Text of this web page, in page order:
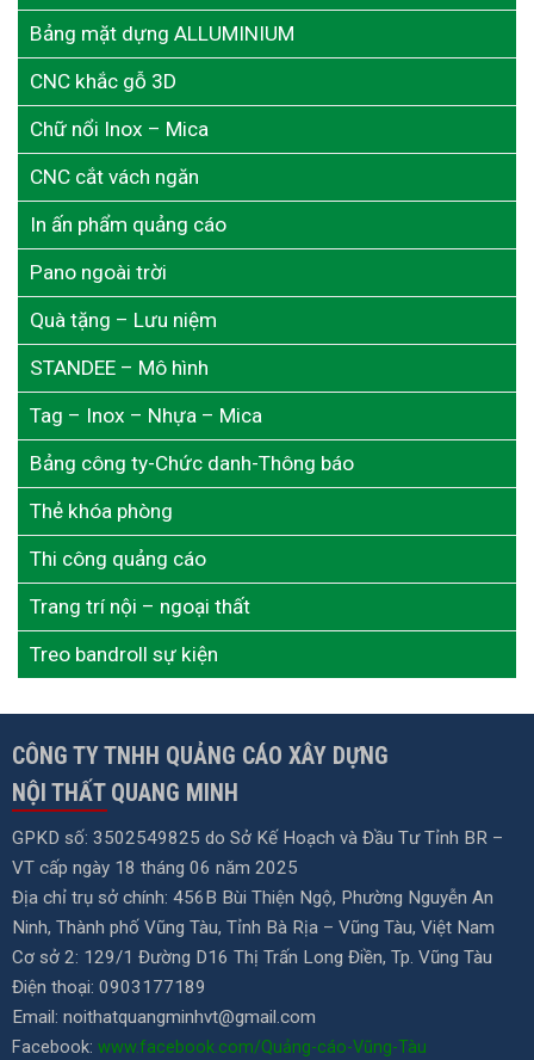
Bảng mặt dựng ALLUMINIUM
CNC khắc gỗ 3D
Chữ nổi Inox – Mica
CNC cắt vách ngăn
In ấn phẩm quảng cáo
Pano ngoài trời
Quà tặng – Lưu niệm
STANDEE – Mô hình
Tag – Inox – Nhựa – Mica
Bảng công ty-Chức danh-Thông báo
Thẻ khóa phòng
Thi công quảng cáo
Trang trí nội – ngoại thất
Treo bandroll sự kiện
CÔNG TY TNHH QUẢNG CÁO XÂY DỰNG
NỘI THẤT QUANG MINH
GPKD số: 3502549825 do Sở Kế Hoạch và Đầu Tư Tỉnh BR –
VT cấp ngày 18 tháng 06 năm 2025
Địa chỉ trụ sở chính: 456B Bùi Thiện Ngộ, Phường Nguyễn An
Ninh, Thành phố Vũng Tàu, Tỉnh Bà Rịa – Vũng Tàu, Việt Nam
Cơ sở 2: 129/1 Đường D16 Thị Trấn Long Điền, Tp. Vũng Tàu
Điện thoại: 0903177189
Email: noithatquangminhvt@gmail.com
Facebook: www.facebook.com/Quảng-cáo-Vũng-Tàu